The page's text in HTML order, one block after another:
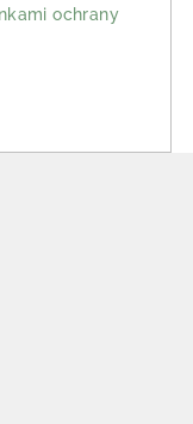
ochrany